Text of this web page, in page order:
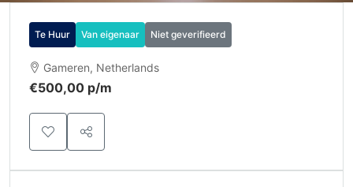
Te Huur Van eigenaar Niet geverifieerd
Gameren, Netherlands
€500,00 p/m